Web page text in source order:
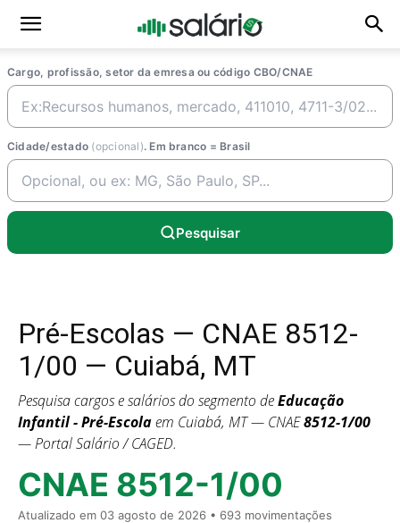
Cargo, profissão, setor da emresa ou código CBO/CNAE
Cidade/estado (opcional). Em branco = Brasil
Pesquisar
Pré-Escolas — CNAE 8512-
1/00 — Cuiabá, MT
Pesquisa cargos e salários do segmento deEducação
Infantil - Pré-Escolaem Cuiabá, MT — CNAE8512-1/00
— Portal Salário / CAGED.
CNAE 8512-1/00
Atualizado em 03 agosto de 2026 • 693 movimentações